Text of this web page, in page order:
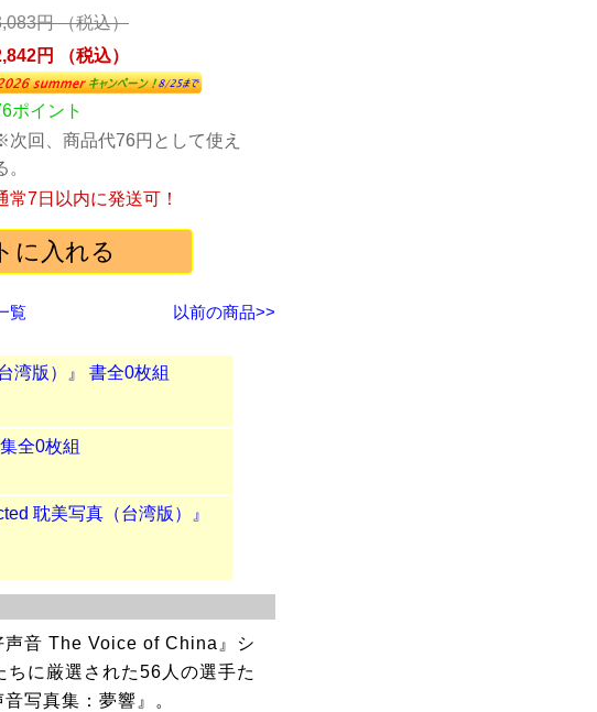
円 （税込）
円 （税込）
ポイント
次回、商品代76円として使え
。
常7日以内に発送可！
以前の商品>>
覧
湾版）』 書全0枚組
全0枚組
耽美写真（台湾版）』
声音 The Voice of China』シ
に厳選された56人の選手た
写真集：夢響』。